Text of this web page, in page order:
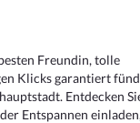
Freundin, tolle
Klicks garantiert
Entdecken
Entspannen einladen,